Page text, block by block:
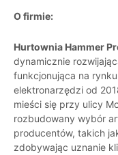
O firmie:
Hurtownia Hammer
dynamicznie
funkcjonująca na
elektronarzędzi od
mieści się przy ulicy
rozbudowany wybór
producentów, takich
zdobywając uznanie